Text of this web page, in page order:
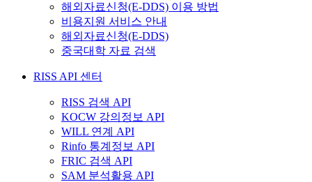
해외자료신청(E-DDS) 이용 방법
비용지원 서비스 안내
해외자료신청(E-DDS)
중국대학 자료 검색
RISS API 센터
RISS 검색 API
KOCW 강의정보 API
WILL 연계 API
Rinfo 통계정보 API
FRIC 검색 API
SAM 분석활용 API